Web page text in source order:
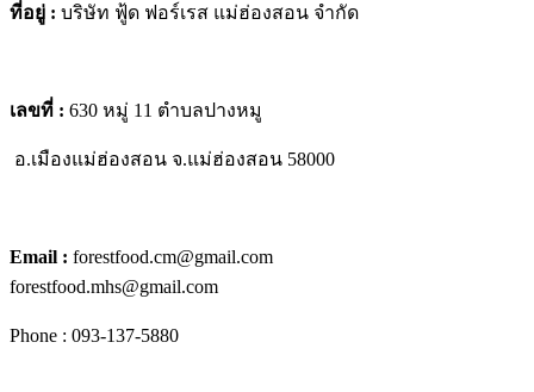
ที่อยู่ : บริษัท ฟู้ด ฟอร์เรส แม่ฮ่องสอน จำกัด
เลขที่ : 630 หมู่ 11 ตำบลปางหมู
อ.เมืองแม่ฮ่องสอน จ.แม่ฮ่องสอน 58000
Email : forestfood.cm@gmail.com
forestfood.mhs@gmail.com
Phone : 093-137-5880